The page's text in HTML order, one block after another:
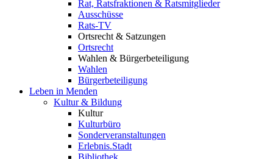
Rat, Ratsfraktionen & Ratsmitglieder
Ausschüsse
Rats-TV
Ortsrecht & Satzungen
Ortsrecht
Wahlen & Bürgerbeteiligung
Wahlen
Bürgerbeteiligung
Leben in Menden
Kultur & Bildung
Kultur
Kulturbüro
Sonderveranstaltungen
Erlebnis.Stadt
Bibliothek